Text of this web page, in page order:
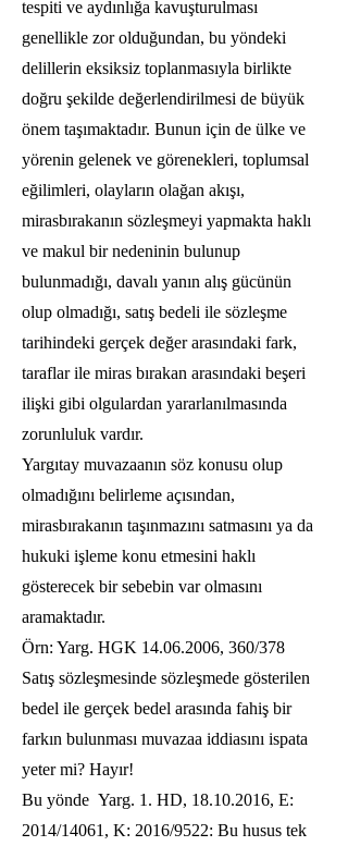
tespiti ve aydınlığa kavuşturulması
genellikle zor olduğundan, bu yöndeki
delillerin eksiksiz toplanmasıyla birlikte
doğru şekilde değerlendirilmesi de büyük
önem taşımaktadır. Bunun için de ülke ve
yörenin gelenek ve görenekleri, toplumsal
eğilimleri, olayların olağan akışı,
mirasbırakanın sözleşmeyi yapmakta haklı
ve makul bir nedeninin bulunup
bulunmadığı, davalı yanın alış gücünün
olup olmadığı, satış bedeli ile sözleşme
tarihindeki gerçek değer arasındaki fark,
taraflar ile miras bırakan arasındaki beşeri
ilişki gibi olgulardan yararlanılmasında
zorunluluk vardır.
Yargıtay muvazaanın söz konusu olup
olmadığını belirleme açısından,
mirasbırakanın taşınmazını satmasını ya da
hukuki işleme konu etmesini haklı
gösterecek bir sebebin var olmasını
aramaktadır.
Örn: Yarg. HGK 14.06.2006, 360/378
Satış sözleşmesinde sözleşmede gösterilen
bedel ile gerçek bedel arasında fahiş bir
farkın bulunması muvazaa iddiasını ispata
yeter mi? Hayır!
Bu yönde Yarg. 1. HD, 18.10.2016, E:
2014/14061, K: 2016/9522: Bu husus tek